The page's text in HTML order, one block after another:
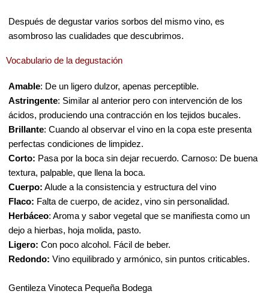
Después de degustar varios sorbos del mismo vino, es
asombroso las cualidades que descubrimos.
Vocabulario de la degustación
Amable: De un ligero dulzor, apenas perceptible.
Astringente: Similar al anterior pero con intervención de los
ácidos, produciendo una contracción en los tejidos bucales.
Brillante: Cuando al observar el vino en la copa este presenta
perfectas condiciones de limpidez.
Corto: Pasa por la boca sin dejar recuerdo. Carnoso: De buena
textura, palpable, que llena la boca.
Cuerpo: Alude a la consistencia y estructura del vino
Flaco: Falta de cuerpo, de acidez, vino sin personalidad.
Herbáceo: Aroma y sabor vegetal que se manifiesta como un
dejo a hierbas, hoja molida, pasto.
Ligero: Con poco alcohol. Fácil de beber.
Redondo: Vino equilibrado y armónico, sin puntos criticables.
Gentileza Vinoteca Pequeña Bodega